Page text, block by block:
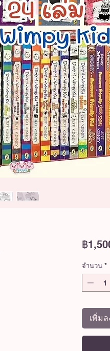
฿
จำนวน *
เพิ่ม